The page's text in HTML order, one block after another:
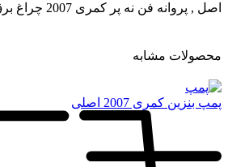
اصل , پروانه فن نه پر کمری 2007 چراغ برق,
محصولات مشابه
پمپ بنزین کمری 2007 اصلی